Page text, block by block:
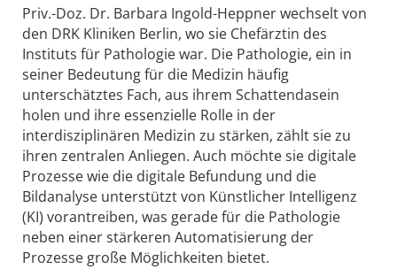
Priv.-Doz. Dr. Barbara Ingold-Heppner wechselt von
den DRK Kliniken Berlin, wo sie Chefärztin des
Instituts für Pathologie war. Die Pathologie, ein in
seiner Bedeutung für die Medizin häufig
unterschätztes Fach, aus ihrem Schattendasein
holen und ihre essenzielle Rolle in der
interdisziplinären Medizin zu stärken, zählt sie zu
ihren zentralen Anliegen. Auch möchte sie digitale
Prozesse wie die digitale Befundung und die
Bildanalyse unterstützt von Künstlicher Intelligenz
(KI) vorantreiben, was gerade für die Pathologie
neben einer stärkeren Automatisierung der
Prozesse große Möglichkeiten bietet.